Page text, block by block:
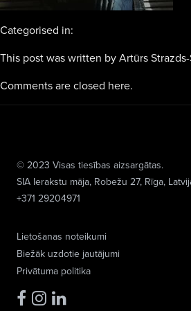
Categorised in:
This post was written by Artūrs
Comments are closed here.
Lietošanas noteikumi
Biežāk uzdotie jautājumi
Privātuma politika
© 2023 Visas tiesības aizsargātas.
SIA Ierakstu māja, Robežu 27, Rīga,
+371 29204971